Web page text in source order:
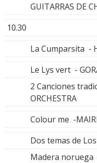
GUITARRAS DE
10.30
La Cumparsita -
Le Lys vert -
2 Canciones
ORCHESTRA
Colour me -
Dos temas de
Madera noruega